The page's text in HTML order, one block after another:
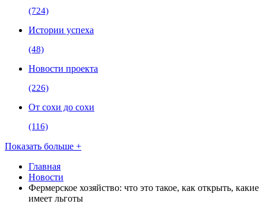
(724)
Истории успеха
(48)
Новости проекта
(226)
От сохи до сохи
(116)
Показать больше +
Главная
Новости
Фермерское хозяйство: что это такое, как открыть, какие
имеет льготы